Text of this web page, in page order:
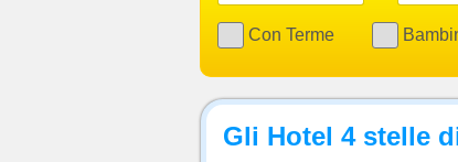
Con Terme
Gli Hotel 4 stelle